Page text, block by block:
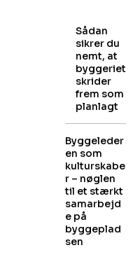
Sådan
sikrer du
nemt, at
byggeriet
skrider
frem som
planlagt
Byggeleder
en som
kulturskabe
r – nøglen
til et stærkt
samarbejd
e på
byggeplad
sen